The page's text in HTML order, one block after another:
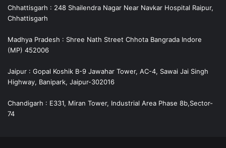
Chhattisgarh : 248 Shailendra Nagar Near Navkar Hospital Raipur,
Chhattisgarh
Madhya Pradesh : Shree Nath Street Chhota Bangrada Indore
(MP) 452006
Jaipur : Gopal Koshik B-9 Jawahar Tower, AC-4, Sawai Jai Singh
Highway, Banipark, Jaipur-302016
Chandigarh : E331, Miran Tower, Industrial Area Phase 8b,Sector-
74